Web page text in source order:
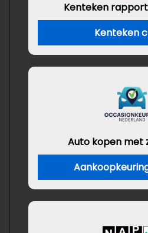
Kenteken
Kenteken
Auto kopen met